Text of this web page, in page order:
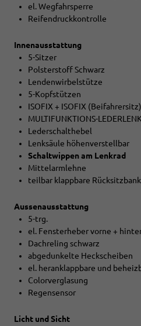
el. Wegfahrsperre
Reifendruckkontrolle
Innenausstattung
5-Sitzer
Polsterstoff Schwarz
Lendenwirbelstütze
5-Kopfstützen
ISOFIX + ISOFIX (Beifahrersitz)
MULTIFUNKTIONS-
Lederschalthebel
Lenksäule höhenverstellbar
Schaltwippen am Lenkrad
Mittelarmlehne
teilbar klappbare Rücksitzbank
Aussenausstattung
5-trg.
el. Fensterheber vorne +
Dachreling schwarz
abgedunkelte Heckscheiben
el. heranklappbare und
Colorverglasung
Regensensor
Licht und Sicht